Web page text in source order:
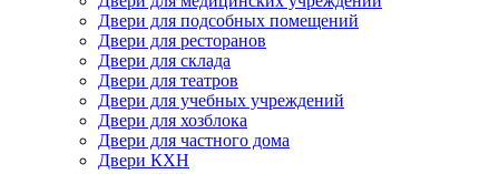
Двери для подсобных помещений
Двери для ресторанов
Двери для склада
Двери для театров
Двери для учебных учреждений
Двери для хозблока
Двери для частного дома
Двери КХН